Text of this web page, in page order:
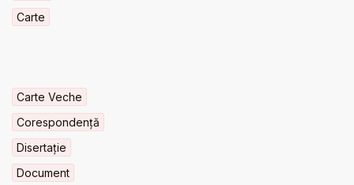
Carte
Carte Veche
Corespondență
Disertație
Document